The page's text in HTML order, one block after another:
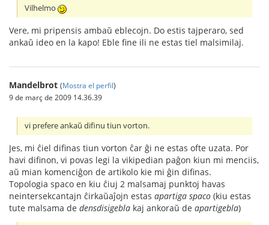
Vilhelmo
Vere, mi pripensis ambaŭ eblecojn. Do estis tajperaro, sed
ankaŭ ideo en la kapo! Eble fine ili ne estas tiel malsimilaj.
Mandelbrot (Mostra el perfil)
9 de març de 2009 14.36.39
vi prefere ankaŭ difinu tiun vorton.
Jes, mi ĉiel difinas tiun vorton ĉar ĝi ne estas ofte uzata. Por
havi difinon, vi povas legi la vikipedian paĝon kiun mi menciis,
aŭ mian komenciĝon de artikolo kie mi ĝin difinas.
Topologia spaco en kiu ĉiuj 2 malsamaj punktoj havas
neintersekcantajn ĉirkaŭaĵojn estas apartiga spaco (kiu estas
tute malsama de densdisigebla kaj ankoraŭ de apartigebla)